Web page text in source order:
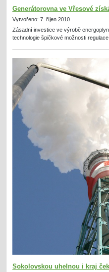
Generátorovna ve Vřesové
Vytvořeno: 7. říjen 2010
Zásadní investice ve výrobě
technologie špičkové možnosti
Sokolovskou uhelnou i kraj